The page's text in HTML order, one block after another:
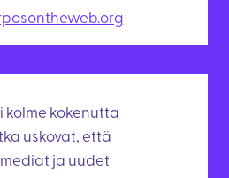
kolme kokenutta
uskovat, että
ja uudet